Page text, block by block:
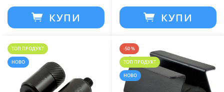
КУПИ КУПИ
ТОП ПРОДУКТ
НОВО
-50 %
ТОП ПРОДУКТ
НОВО